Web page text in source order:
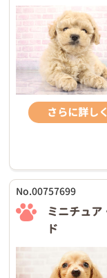
さらに詳しく
No.00757699
ミニチュア
ド